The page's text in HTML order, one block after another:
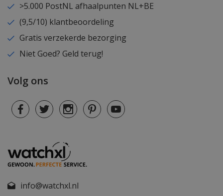
>5.000 PostNL afhaalpunten NL+BE
(9,5/10) klantbeoordeling
Gratis verzekerde bezorging
Niet Goed? Geld terug!
Volg ons
info@watchxl.nl